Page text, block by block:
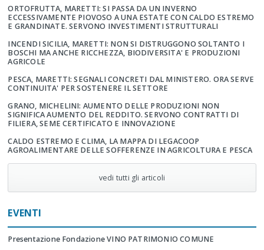
ORTOFRUTTA, MARETTI: SI PASSA DA UN INVERNO
ECCESSIVAMENTE PIOVOSO A UNA ESTATE CON CALDO ESTREMO
E GRANDINATE. SERVONO INVESTIMENTI STRUTTURALI
INCENDI SICILIA, MARETTI: NON SI DISTRUGGONO SOLTANTO I
BOSCHI MA ANCHE RICCHEZZA, BIODIVERSITA' E PRODUZIONI
AGRICOLE
PESCA, MARETTI: SEGNALI CONCRETI DAL MINISTERO. ORA SERVE
CONTINUITA' PER SOSTENERE IL SETTORE
GRANO, MICHELINI: AUMENTO DELLE PRODUZIONI NON
SIGNIFICA AUMENTO DEL REDDITO. SERVONO CONTRATTI DI
FILIERA, SEME CERTIFICATO E INNOVAZIONE
CALDO ESTREMO E CLIMA, LA MAPPA DI LEGACOOP
AGROALIMENTARE DELLE SOFFERENZE IN AGRICOLTURA E PESCA
vedi tutti gli articoli
EVENTI
Presentazione Fondazione VINO PATRIMONIO COMUNE